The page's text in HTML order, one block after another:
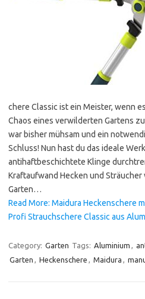
chere Classic ist ein Meister, wenn
Chaos eines verwilderten Gartens
war bisher mühsam und ein
Schluss! Nun hast du das ideale
antihaftbeschichtete Klinge
Kraftaufwand Hecken und
Garten…
Read More: Maidura Heckenschere
Profi Strauchschere Classic aus
Category: Garten Tags: Aluminium ,
Garten , Heckenschere , Maidura ,